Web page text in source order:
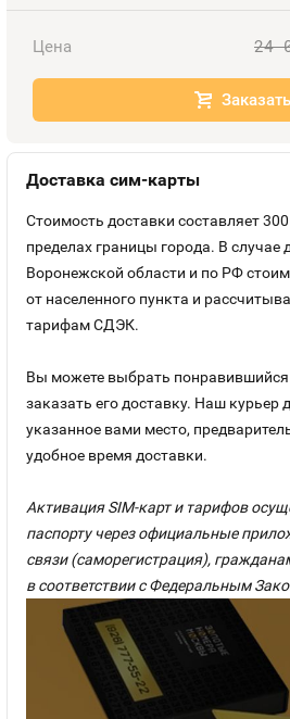
Номера
Контакты
Цена 24
Заказать
Доставка сим-карты
Стоимость доставки составляет
пределах границы города. В случае
Воронежской области и по РФ
от населенного пункта и
тарифам СДЭК.
Вы можете выбрать понравившийся
заказать его доставку. Наш курьер
указанное вами место,
удобное время доставки.
Активация SIM-карт и тарифов
паспорту через официальные
связи (саморегистрация),
в соответствии с Федеральным